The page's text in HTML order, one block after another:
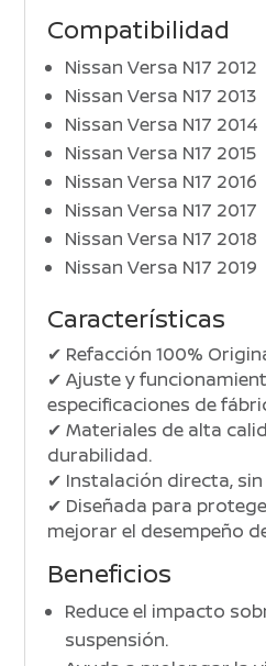
Compatibilidad
Nissan Versa N17 2012
Nissan Versa N17 2013
Nissan Versa N17 2014
Nissan Versa N17 2015
Nissan Versa N17 2016
Nissan Versa N17 2017
Nissan Versa N17 2018
Nissan Versa N17 2019
Características
✔ Refacción 100%
✔ Ajuste y
especificaciones de
✔ Materiales de alta
durabilidad.
✔ Instalación directa,
✔ Diseñada para
mejorar el desempeño
Beneficios
Reduce el impacto
suspensión.